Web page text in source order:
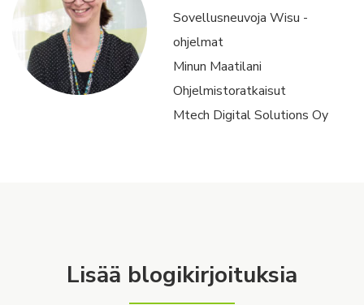
Sovellusneuvoja Wisu -
ohjelmat
Minun Maatilani
Ohjelmistoratkaisut
Mtech Digital Solutions Oy
Lisää blogikirjoituksia